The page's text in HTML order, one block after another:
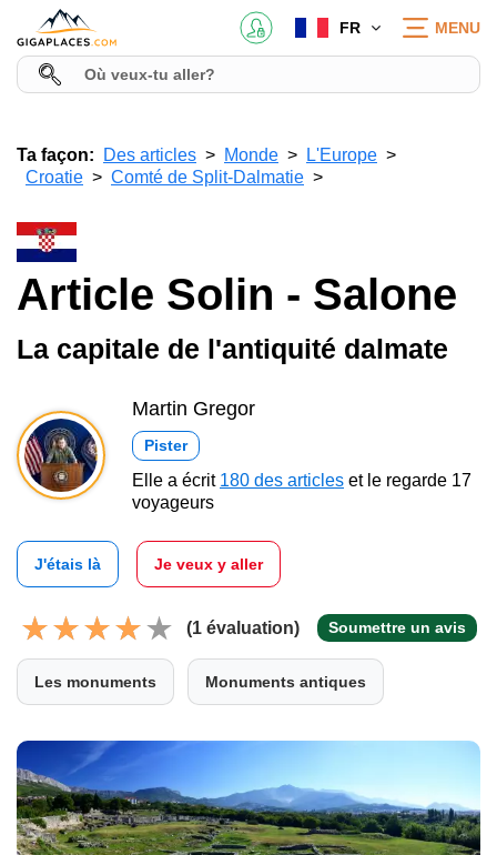
FR MENU
Ta façon: Des articles Monde
L'Europe
Croatie
Comté de Split-Dalmatie
Article Solin - Salone
La capitale de l'antiquité dalmate
Martin Gregor
Pister
Elle a écrit 180 des articles et le regarde 17
voyageurs
J'étais là Je veux y aller
(1 évaluation) Soumettre un avis
Les monuments Monuments antiques